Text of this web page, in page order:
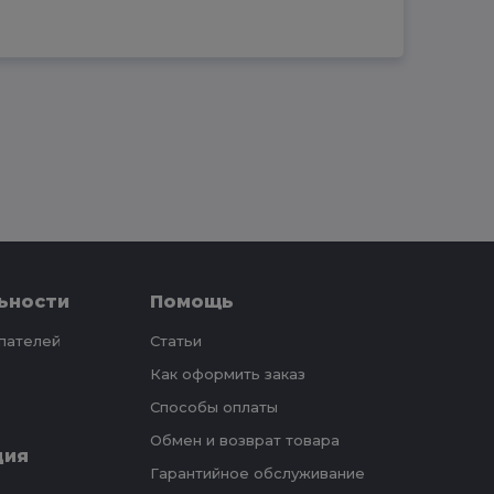
Помощь
Статьи
Как оформить заказ
Способы оплаты
Обмен и возврат товара
Гарантийное обслуживание